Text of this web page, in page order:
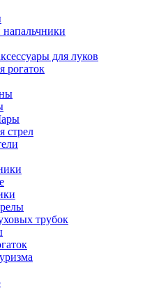
для луков
рогаток
стрел
трубок